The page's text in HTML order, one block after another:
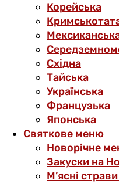
Корейська
Східна
Тайська
Українська
Французька
Японська
Святкове меню
Новорічне
Закуски на
М’ясні